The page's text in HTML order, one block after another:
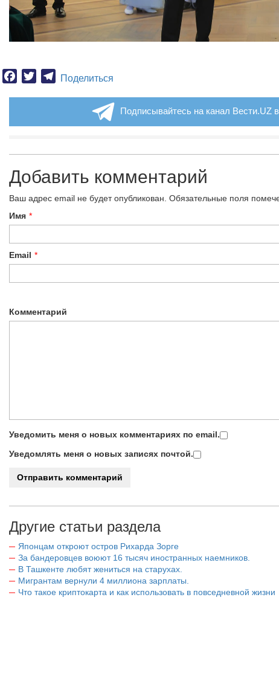
Facebook
TwitterTelegram
Поделиться
Подписывайтесь на канал Вести.UZ
Добавить комментарий
Ваш адрес email не будет опубликован. Обязательные поля
Имя *
Email *
Комментарий
Уведомить меня о новых комментариях по email.
Уведомлять меня о новых записях почтой.
Другие статьи раздела
Японцам откроют остров Рихарда Зорге
За бандеровцев воюют 16 тысяч иностранных наемников.
В Ташкенте любят жениться на старухах.
Мигрантам вернули 4 миллиона зарплаты.
Что такое криптокарта и как использовать в повседневной жизни